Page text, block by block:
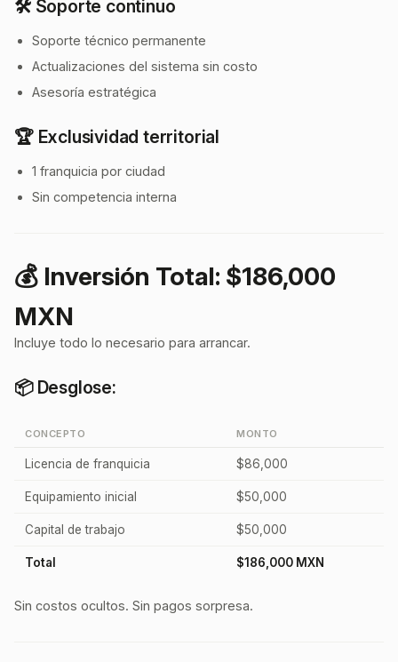
🛠 Soporte continuo
Soporte técnico permanente
Actualizaciones del sistema sin costo
Asesoría estratégica
🏆 Exclusividad territorial
1 franquicia por ciudad
Sin competencia interna
💰 Inversión Total: $186,000
MXN
Incluye todo lo necesario para arrancar.
📦 Desglose:
CONCEPTO MONTO
Licencia de franquicia $86,000
Equipamiento inicial $50,000
Capital de trabajo $50,000
Total $186,000 MXN
Sin costos ocultos. Sin pagos sorpresa.